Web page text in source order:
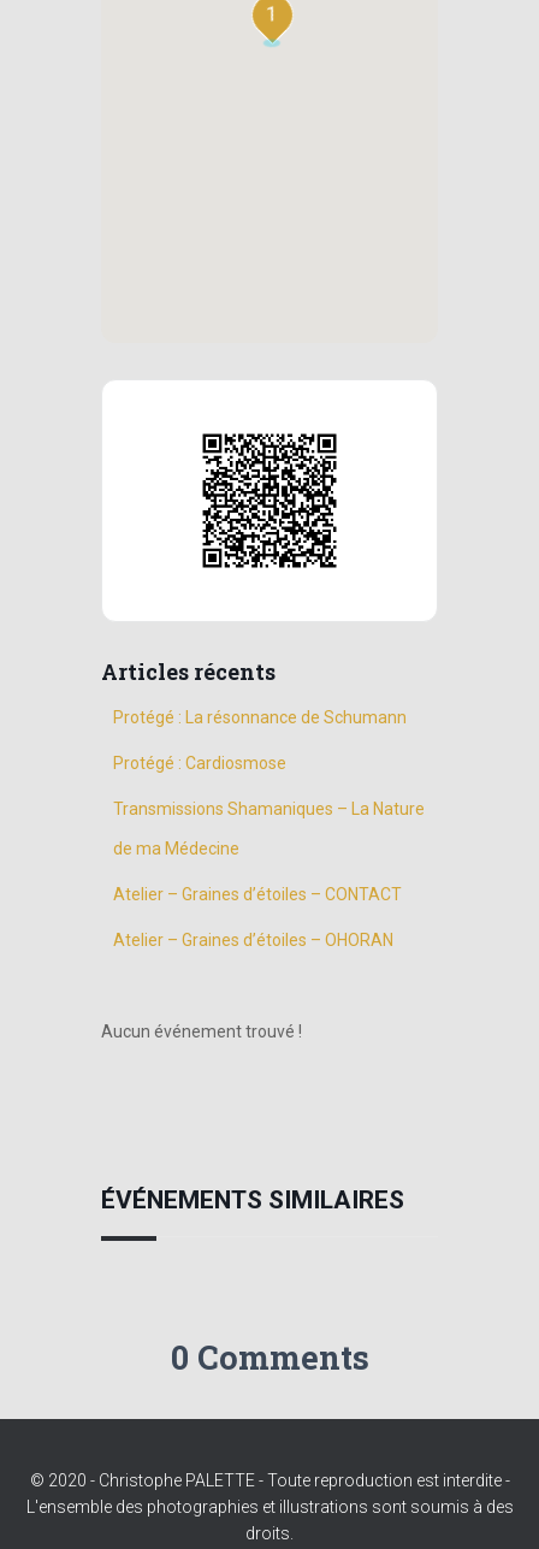
1
Articles récents
Protégé : La résonnance de Schumann
Protégé : Cardiosmose
Transmissions Shamaniques – La Nature
de ma Médecine
Atelier – Graines d’étoiles – CONTACT
Atelier – Graines d’étoiles – OHORAN
Aucun événement trouvé !
ÉVÉNEMENTS SIMILAIRES
0 Comments
© 2020 - Christophe PALETTE - Toute reproduction est interdite -
L'ensemble des photographies et illustrations sont soumis à des
droits.